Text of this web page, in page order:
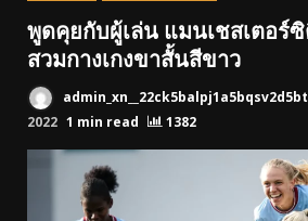
พูดคุยกับผู้เล่น แมนเชสเตอร์
สวมกางเกงขาสั้นสีขาว
2022 1 min read 1382